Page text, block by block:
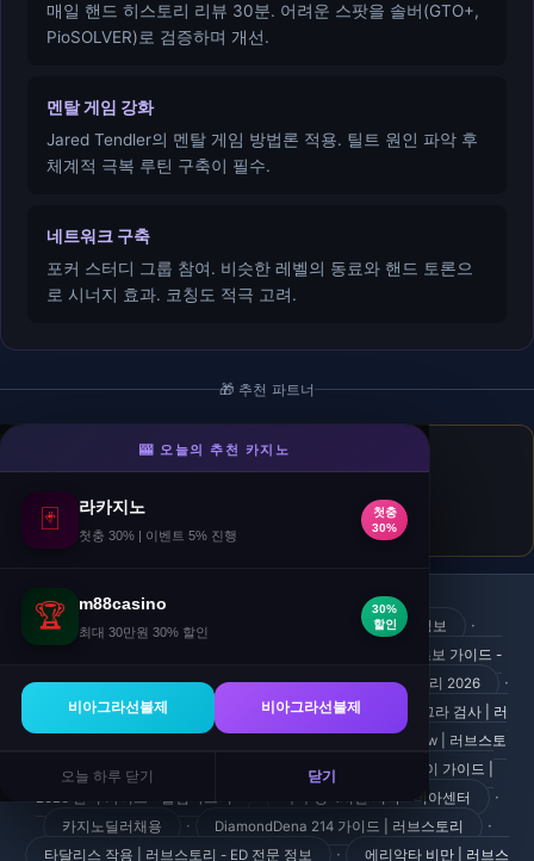
매일 핸드 히스토리 리뷰 30분. 어려운 스팟을 솔버(GTO+,
PioSOLVER)로 검증하며 개선.
멘탈 게임 강화
Jared Tendler의 멘탈 게임 방법론 적용. 틸트 원인 파악 후
체계적 극복 루틴 구축이 필수.
네트워크 구축
포커 스터디 그룹 참여. 비슷한 레벨의 동료와 핸드 토론으
로 시너지 효과. 코칭도 적극 고려.
🎁 추천 파트너
🎁 첫입금 20%
시나그라 최적 복용 시간 | 러브스토리 2026 - 전문 ED 정보 ·
팔팔정 초보 가이드 -
비아센터
· 비아그라 최저가 - 최저가 구매 방법 | 러브스토리 2026 ·
Game Of Thrones 마이크로게이밍 | 릴게임난다
하드그라 검사 | 러
·
Diabetes 환자 Sildenafil Review | 러브스토
· 70 Year Old Viagra | 러브스토리 ·
Q7s 플레이 가이드 |
구구정 4시간 지속 - 비아센터 ·
카지노딜러채용 · DiamondDena 214 가이드 | 러브스토리 ·
타달리스 작용 | 러브스토리 - ED 전문 정보 · 에리악타 비만 | 러브스
🎰 오늘의 추천 카지노
🃏 라카지노
첫충 30% | 이벤트 5% 진행
첫충
30%
🏆 m88casino
최대 30만원 30% 할인
30%
할인
비아그라선불제 비아그라선불제
오늘 하루 닫기 닫기